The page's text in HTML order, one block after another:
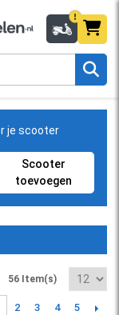
je scooter
Scooter
toevoegen
56 Item(s)
2 3 4 5